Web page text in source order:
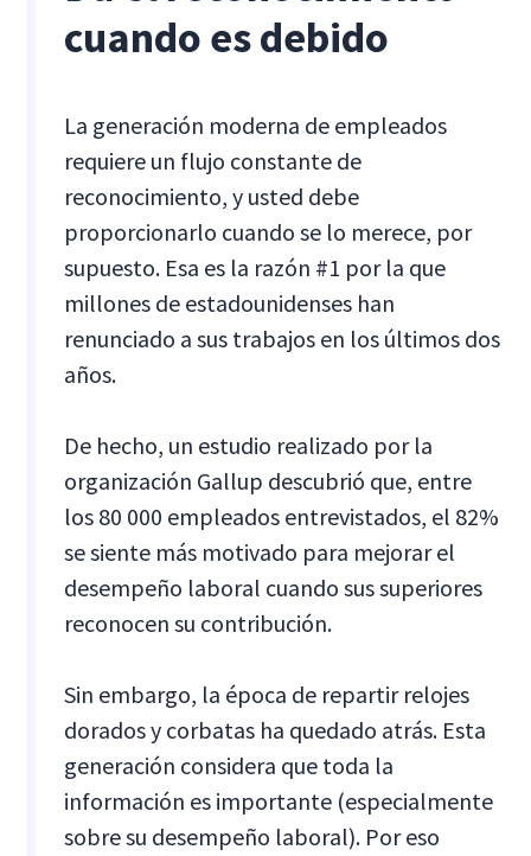
cuando es debido
La generación moderna de empleados
requiere un flujo constante de
reconocimiento, y usted debe
proporcionarlo cuando se lo merece, por
supuesto. Esa es la razón #1 por la que
millones de estadounidenses han
renunciado a sus trabajos en los últimos dos
años.
De hecho, un estudio realizado por la
organización Gallup descubrió que, entre
los 80 000 empleados entrevistados, el 82%
se siente más motivado para mejorar el
desempeño laboral cuando sus superiores
reconocen su contribución.
Sin embargo, la época de repartir relojes
dorados y corbatas ha quedado atrás. Esta
generación considera que toda la
información es importante (especialmente
sobre su desempeño laboral). Por eso